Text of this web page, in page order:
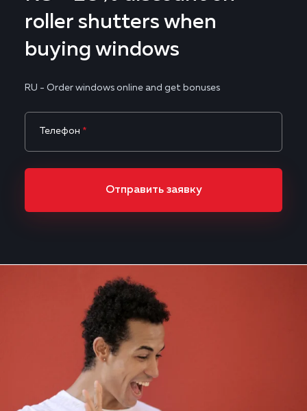
roller shutters when
buying windows
RU - Order windows online and get bonuses
Телефон *
Отправить заявку